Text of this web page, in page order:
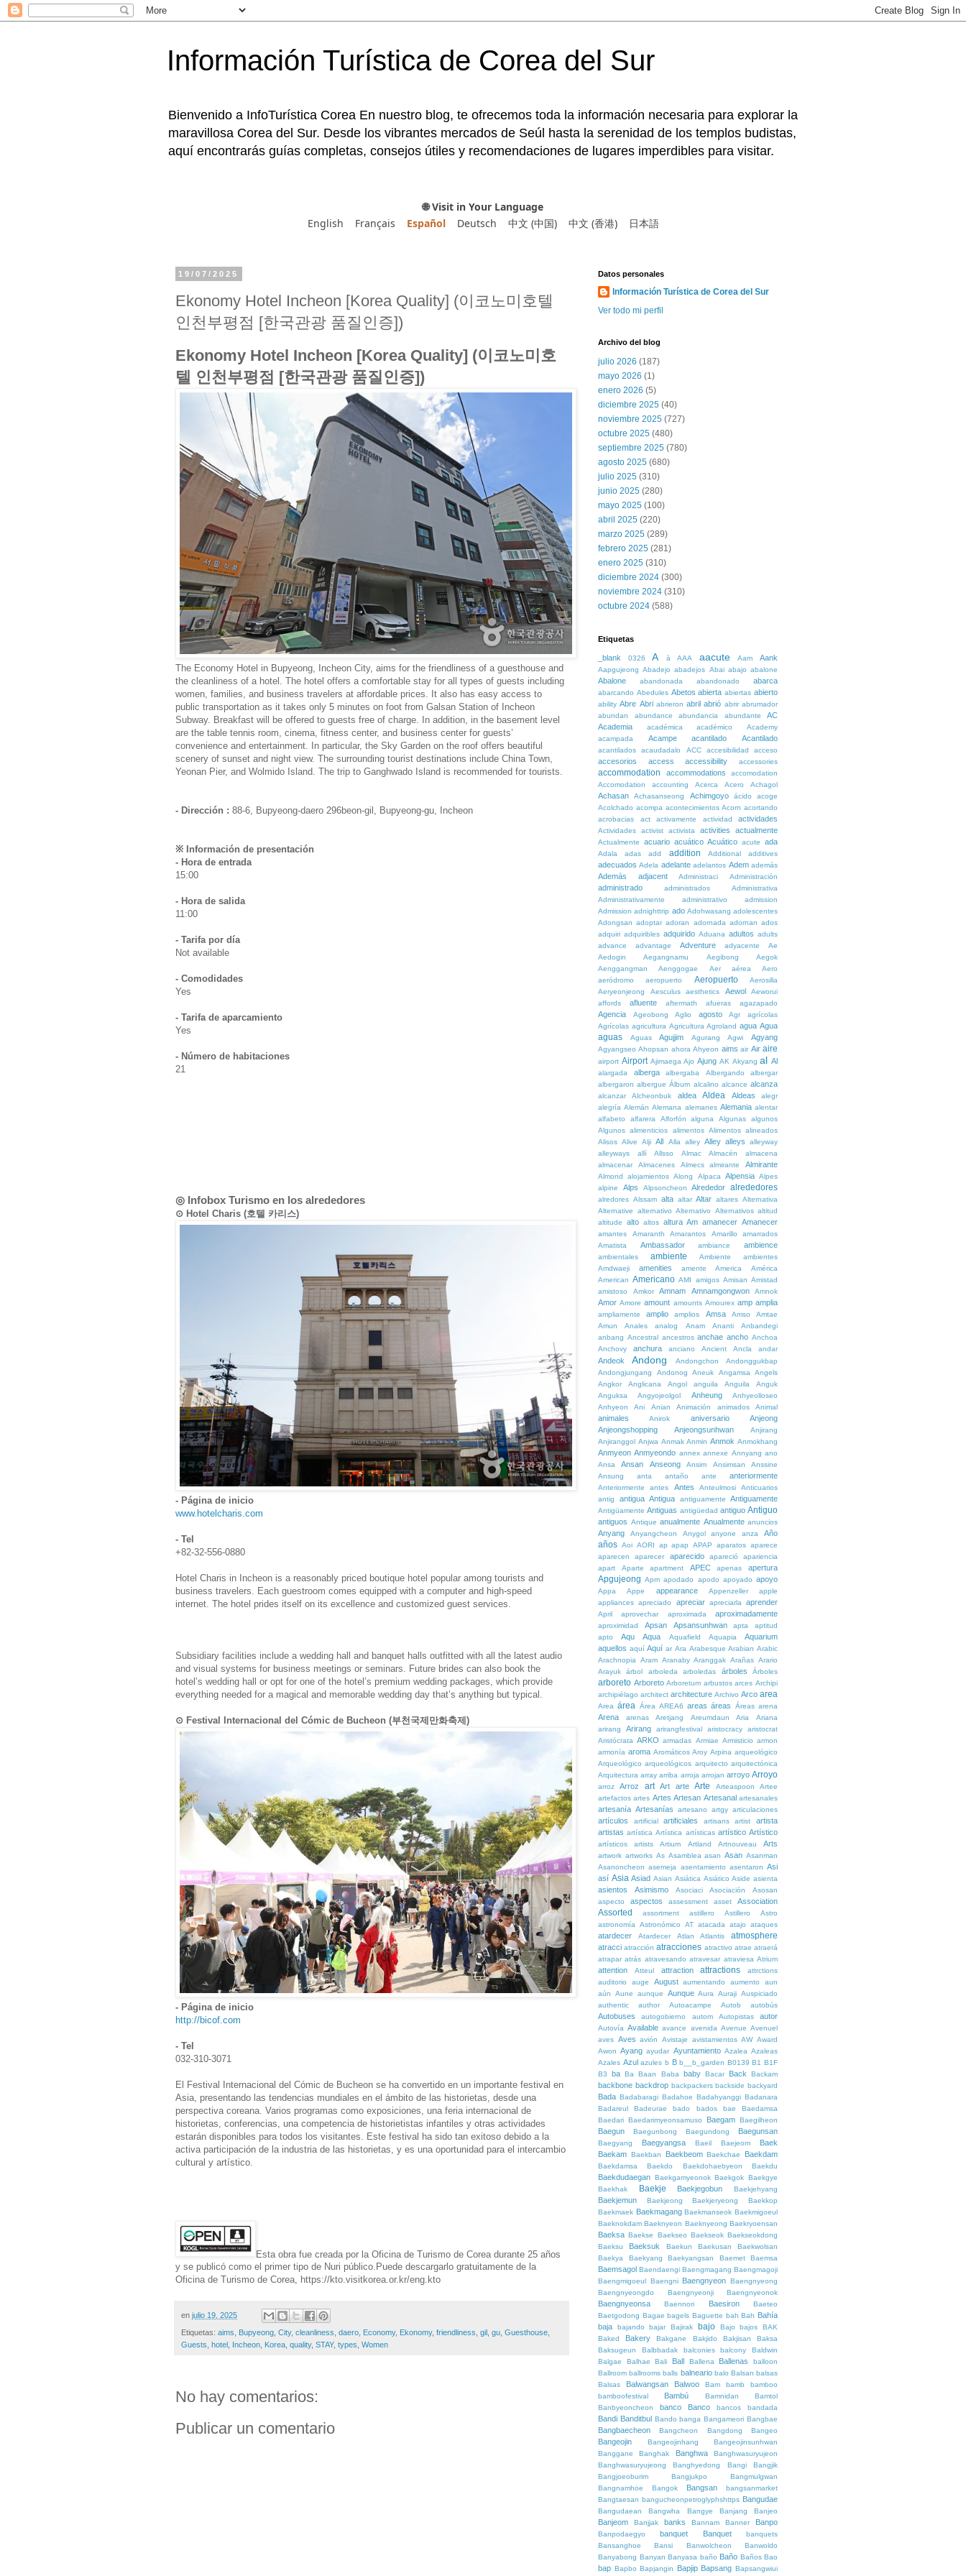
Información Turística de Corea del Sur
Bienvenido a InfoTurística Corea En nuestro blog, te ofrecemos toda la información necesaria para explorar la
maravillosa Corea del Sur. Desde los vibrantes mercados de Seúl hasta la serenidad de los templos budistas,
aquí encontrarás guías completas, consejos útiles y recomendaciones de lugares imperdibles para visitar.
🌐 Visit in Your Language
English
Français Español Deutsch 中文 (中国) 中文 (香港) 日本語
19/07/2025
Ekonomy Hotel Incheon [Korea Quality] (이코노미호텔
인천부평점 [한국관광 품질인증])
Ekonomy Hotel Incheon [Korea Quality] (이코노미호
텔 인천부평점 [한국관광 품질인증])
The Economy Hotel in Bupyeong, Incheon City, aims for the friendliness of a guesthouse and
the cleanliness of a hotel. The hotel offers a comfortable stay for all types of guests including
women, families, and business travelers at affordable prices. It also has easy access to
public transportation as it takes only 5 minutes on foot from Galsan Station of Incheon
Subway. Breakfast will be offered to guests free of charge. In addition, in the basement level
are the table tennis room, cinema, fitness center, and business center for guests’
convenience and entertainment. In particular, the Sky Garden on the roof offers beautiful
scenery of sunset and night view. The surrounding tourist destinations include China Town,
Yeonan Pier, and Wolmido Island. The trip to Ganghwado Island is recommended for tourists.
- Dirección : 88-6, Bupyeong-daero 296beon-gil, Bupyeong-gu, Incheon
※ Información de presentación
- Hora de entrada
15:00
- Hora de salida
11:00
- Tarifa por día
Not available
- Comodidades
Yes
- Tarifa de aparcamiento
Yes
- Número de habitaciones
21
◎ Infobox Turismo en los alrededores
⊙ Hotel Charis (호텔 카리스)
- Página de inicio
www.hotelcharis.com
- Tel
+82-32-556-0880
Hotel Charis in Incheon is a reasonably priced boutique hotel popular among tourists and
business travelers. Each guestroom comes equipped with a computer and high-speed
internet. The hotel prides itself on its excellence and customized guest services.
Subsidiary facilities include a wedding hall and banquet halls outfitted with all the latest audio
and visual systems for business meetings or seminars. Future brides can also book the
hotel’s wedding hall or opt for one of the hotel’s premium wedding packages, which provide
everything needed for a magical and memorable wedding day that’s anything but typical.
⊙ Festival Internacional del Cómic de Bucheon (부천국제만화축제)
- Página de inicio
http://bicof.com
- Tel
032-310-3071
El Festival Internacional del Cómic de Bucheon se ha convertido en un importante festival en
Asia, presentando las tendencias mundiales en el ámbito de las historietas, desde una
perspectiva coreana. Varios programas como exposiciones, una feria internacional de
historietas, conferencias, una competencia de historietistas infantiles y otras actividades
estarán disponibles para todos los visitantes. Este festival ha sido tan exitoso debido a la
activa participación de la industria de las historietas, y es una oportunidad para el intercambio
cultural y artístico.
Esta obra fue creada por la Oficina de Turismo de Corea durante 25 años
y se publicó como el primer tipo de Nuri público.Puede descargarlo gratuitamente de la
Oficina de Turismo de Corea, https://kto.visitkorea.or.kr/eng.kto
en julio 19, 2025
Etiquetas: aims Bupyeong City, cleanliness daero Economy, Ekonomy, friendliness gil gu Guesthouse
Guests hotel Incheon Korea quality, STAY, types Women
No hay comentarios:
Publicar un comentario
Datos personales
Información Turística de Corea del Sur
Ver todo mi perfil
Archivo del blog
julio 2026 (187)
mayo 2026 (1)
enero 2026 (5)
diciembre 2025 (40)
noviembre 2025 (727)
octubre 2025 (480)
septiembre 2025 (780)
agosto 2025 (680)
julio 2025 (310)
junio 2025 (280)
mayo 2025 (100)
abril 2025 (220)
marzo 2025 (289)
febrero 2025 (281)
enero 2025 (310)
diciembre 2024 (300)
noviembre 2024 (310)
octubre 2024 (588)
Etiquetas
_blank 0326 A à AAA aacute Aam Aank
Aapgujeong Abadejo abadejos Abai abajo abalone
Abalone abandonada abandonado abarca
abarcando Abedules Abetos abierta abiertas abierto
ability Abre Abri abrieron abril abrió abrir abrumador
abundan
abundance abundancia abundante
AC
Academia
académica académico
Academy
acampada
Acampe acantilado Acantilado
acantilados acaudadalo ACC accesibilidad acceso
accesorios access accessibility accessories
accommodation accommodations
accomodation
Accomodation
accounting Acerca Acero Achagol
Achasan Achasanseong Achimgoyo ácido
acoge
Acolchado acompa acontecimientos Acorn acortando
acrobacias
act activamente actividad actividades
Actividades activist activista activities actualmente
Actualmente acuario acuático Acuático acute ada
Adala adas add addition Additional additives
adecuados Adela adelante adelantos Adem además
Además adjacent Administraci Administración
administrado administrados
Administrativa
Administrativamente
administrativo
admission
Admission adnighttrip ado Adohwasang adolescentes
Adongsan adoptar adoran adornada adornan ados
adquiri adquiribles adquirido Aduana adultos adults
advance
advantage Adventure adyacente
Ae
Aedogin
Aegangnamu Aegibong
Aegok
Aenggangman
Aenggogae Aer aérea
Aero
aeródromo
aeropuerto Aeropuerto
Aerosilla
Aeryeonjeong
Aesculus aesthetics Aewol
Aeworui
affords
afluente aftermath afueras agazapado
Agencia Ageobong Aglio agosto Agr
agrícolas
Agrícolas agricultura Agricultura Agroland agua Agua
aguas Aguas Agujjim Agurang Agwi Agyang
Agyangseo Ahopsan ahora Ahyeon aims air Air aire
airport Airport Ajimaega Ajo Ajung AK Akyang al Al
alargada alberga albergaba Albergando
albergar
albergaron albergue Álbum alcalino alcance alcanza
alcanzar Alcheonbuk aldea Aldea Aldeas
alegr
alegría Alemán Alemana alemanes Alemania alentar
alfabeto
alfarera Alforfón alguna Algunas
algunos
Algunos alimenticios alimentos Alimentos alineados
Alisos Alive Alji All Alla alley Alley alleys
alleyway
alleyways
allí Allsso Almac Almacén
almacena
almacenar
Almacenes Almecs almirante Almirante
Almond alojamientos Along Alpaca Alpensia Alpes
alpine
Alps Alpsoncheon Alrededor alrededores
alredores Alssam alta altar Altar altares Alternativa
Alternative
alternativo Alternativo Alternativos altitud
altitude
alto altos altura Am amanecer Amanecer
amantes Amaranth Amarantos Amarillo
amarrados
Amatista
Ambassador ambiance ambience
ambientales ambiente Ambiente
ambientes
Amdwaeji
amenities amente America
América
American Americano AMI amigos Amisan Amistad
amistoso
Amkor Amnam Amnamgongwon Amnok
Amor Amore amount amounts Amourex amp amplia
ampliamente amplio amplios Amsa Amso
Amtae
Amun
Anales analog Anam Ananti
Anbandegi
anbang Ancestral ancestros anchae ancho Anchoa
Anchovy
anchura anciano Ancient Ancla andar
Andeok Andong Andongchon
Andonggukbap
Andongjungang
Andonog Aneuk Angamsa
Angels
Angkor
Anglicana Angol anguila Anguila
Anguk
Anguksa
Angyojeolgol Anheung
Anhyeolloseo
Anhyeon
Ani Anian Animación animados Animal
animales Anirok aniversario
Anjeong
Anjeongshopping
Anjeongsunhwan
Anjirang
Anjiranggol Anjwa Anmak Anmin Anmok Anmokhang
Anmyeon Anmyeondo annex annexe Annyang ano
Ansa
Ansan Anseong Ansim Ansimsan
Anssine
Ansung
anta antaño ante anteriormente
Anteriormente antes Antes Anteulmosi
Anticuarios
antig
antigua Antigua antiguamente Antiguamente
Antigüamente Antiguas antigüedad antiguo Antiguo
antiguos Antique anualmente Anualmente anuncios
Anyang Anyangcheon Anygol anyone anza Año
años Aoi AORI ap apap APAP aparatos aparece
aparecen
aparecer aparecido apareció
apariencia
apart
Aparte apartment APEC apenas apertura
Apgujeong Apm apodado apodo apoyado apoyo
Appa Appe appearance Appenzeller
apple
appliances apreciado apreciar apreciarla aprender
April aprovechar aproximada aproximadamente
aproximidad Apsan Apsansunhwan apta
aptitud
apto
Aqu Aqua Aquafield Aquapia
Aquarium
aquellos aquí Aquí ar Ara Arabesque Arabian Arabic
Arachnopia
Aram Aranaby Aranggak Arañas Arario
Arayuk
árbol arboleda arboledas árboles Árboles
arboreto Arboreto Arboretum arbustos arces Archipi
archipiélago architect architecture Archivo Arco area
Area área Área AREA6 areas áreas Áreas arena
Arena arenas Aretjang Areumdaun Aria
Ariana
arirang
Arirang arirangfestival aristocracy
aristocrat
Aristócrata ARKO armadas Armiae Armisticio armon
armonía aroma Aromáticos Aroy Arpina arqueológico
Arqueológico arqueológicos arquitecto arquitectónica
Arquitectura array arriba arroja arrojan arroyo Arroyo
arroz Arroz art Art arte Arte Arteaspoon
Artee
artefactos artes Artes Artesan Artesanal artesanales
artesanía Artesanías artesano artgy articulaciones
artículos artificial artificiales artisans artist
artista
artistas artística Artística artísticas artístico Artístico
artísticos artists Artium Artland Artnouveau Arts
artwork artworks As Asamblea asan Asan Asanman
Asanoncheon asemeja asentamiento asentaron Asi
así Asia Asiad Asian Asiática Asiático Aside asienta
asientos Asimismo Asociaci Asociación
Asosan
aspecto
aspectos assessment asset Association
Assorted assortment astillero Astillero
Astro
astronomía
Astronómico AT atacada atajo ataques
atardecer Atardecer Atlan Atlantis atmosphere
atracci atracción atracciones atractivo atrae atraerá
atrapar atrás atravesando atravesar atraviesa Atrium
attention Atteul attraction attractions
attrctions
auditorio
auge August aumentando aumento
aun
aún
Aune aunque Aunque Aura Auraji Auspiciado
authentic
author Autoacampe Autob autobús
Autobuses autogobierno autom Autopistas autor
Autovía Available avance avenida Avenue Avenuel
aves Aves avión Avistaje avistamientos AW Award
Awon Ayang ayudar Ayuntamiento Azalea Azaleas
Azales Azul azules b B b__b_garden B0139 B1 B1F
B3
ba Ba Baan Baba baby Bacar Back Backam
backbone backdrop backpackers backside backyard
Bada Badabaragi Badahoe Badahyanggi Badanara
Badareul
Badeurae bado bados bae
Baedamsa
Baedari Baedarimyeonsamuso Baegam Baegilheon
Baegun Baegunbong Baegundong Baegunsan
Baegyang Baegyangsa Baeil Baejeom
Baek
Baekam Baekban Baekbeom Baekchae Baekdam
Baekdamsa Baekdo Baekdohaebyeon Baekdu
Baekdudaegan Baekgamyeonok Baekgok Baekgye
Baekhak
Baekje Baekjegobun Baekjehyang
Baekjemun Baekjeong Baekjeryeong
Baekkop
Baekmaek Baekmagang Baekmanseok Baekmigoeul
Baeknokdam Baeknyeon Baeknyeong Baekryoensan
Baeksa Baekse Baekseo Baekseok Baekseokdong
Baeksu
Baeksuk Baekun Baekusan
Baekwolsan
Baekya
Baekyang Baekyangsan Baemet Baemsa
Baemsagol Baendaengi Baengmagang Baengmagoji
Baengmigoeul Baengni Baengnyeon Baengnyeong
Baengnyeongdo
Baengnyeonji Baengnyeonok
Baengnyeonsa Baennori Baesiron
Baeteo
Baetgodong Bagae bagels Baguette bah Bah Bahía
baja
bajando bajar Bajirak bajo Bajo bajos
BAK
Baked
Bakery Bakgane Bakjido Bakjisan
Baksa
Baksugeun
Balbbadak balconies balcony
Baldwin
Balgae
Balhae Bali Ball Ballena Ballenas
balloon
Ballroom ballrooms balls balneario balo Balsan balsas
Balsas
Balwangsan Balwoo Bam bamb
bamboo
bamboofestival
Bambú Bamnidan
Bamtol
Banbyeoncheon
banco Banco bancos bandada
Bandi Banditbul Bando banga Bangameori Bangbae
Bangbaecheon Bangcheon Bangdong Bangeo
Bangeojin Bangeojinhang
Bangeojinsunhwan
Banggane
Banghak Banghwa
Banghwasuryujeon
Banghwasuryujeong
Banghyedong Bangi
Bangjik
Bangjoeoburim
Bangjukpo
Bangmulgwan
Bangnamhoe
Bangok Bangsan
bangsanmarket
Bangtaesan bangucheonpetroglyphshttps Bangudae
Bangudaean Bangwha Bangye Banjang Banjeo
Banjeom Banjjak banks Bannam Banner Banpo
Banpodaegyo banquet Banquet
banquets
Bansanghoe
Bansi Banwolcheon
Banwoldo
Banyabong Banyan Banyasa baño Baño Baños Bao
bap Bapbo Bapjangin Bapjip Bapsang Bapsangwiui